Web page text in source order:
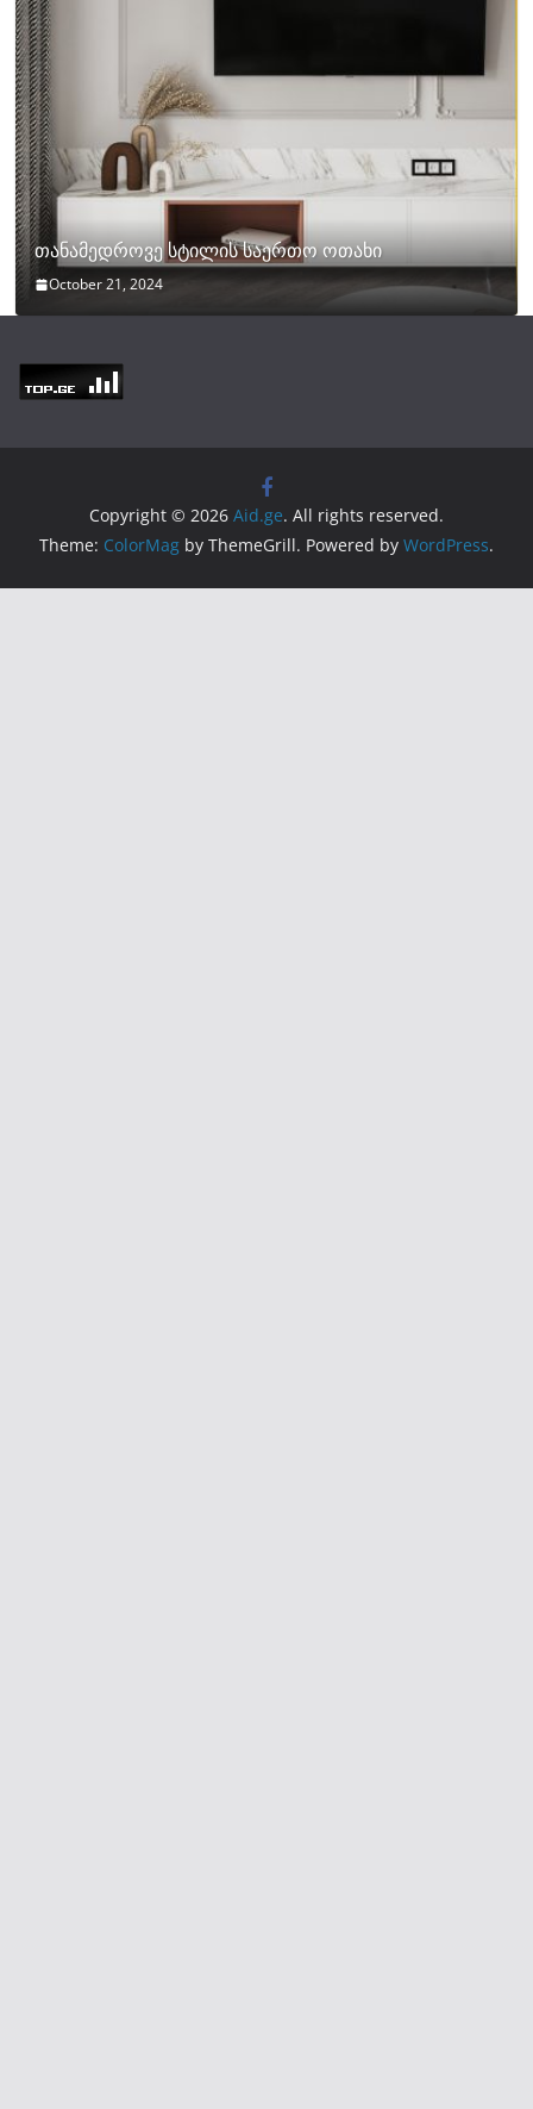
თანამედროვე სტილის საერთო ოთახი
October 21, 2024
Copyright © 2026 Aid.ge. All rights reserved.
Theme: ColorMag by ThemeGrill. Powered by WordPress.